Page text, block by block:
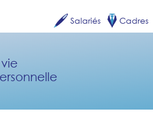
Salariés Cadres